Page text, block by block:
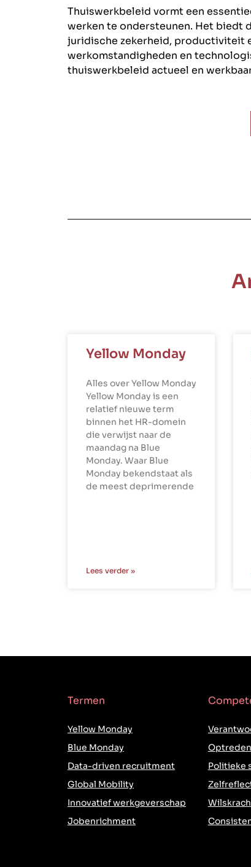
Thuiswerkbeleid vormt een
werken te ondersteunen. Het biedt
juridische zekerheid, productiviteit
werkomstandigheden en
thuiswerkbeleid actueel en
Yellow Monday
Alles over Yellow Monday
Yellow Monday is een
relatief nieuwe term
binnen het HR-domein
die verwijst naar de
maandag na Blue
Monday. Waar Blue
Monday bekendstaat als
de meest deprimerende
Lees verder »
Termen
Yellow Monday
Blue Monday
Data-driven recruitment
Global Mobility
Innovatief werkgeverschap
Jobenrichment
Optreden
Politieke